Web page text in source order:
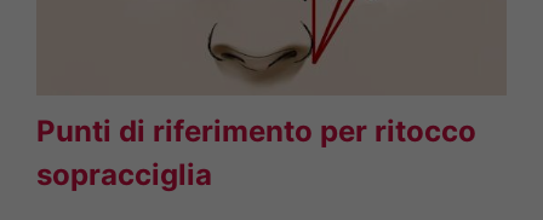
Punti di riferimento per ritocco
sopracciglia